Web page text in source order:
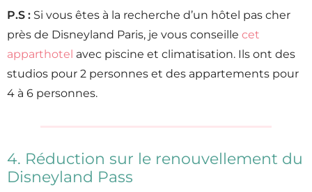
P.S : Si vous êtes à la recherche d’un hôtel pas cher
près de Disneyland Paris, je vous conseille cet
apparthotel avec piscine et climatisation. Ils ont des
studios pour 2 personnes et des appartements pour
4 à 6 personnes.
4. Réduction sur le renouvellement du
Disneyland Pass